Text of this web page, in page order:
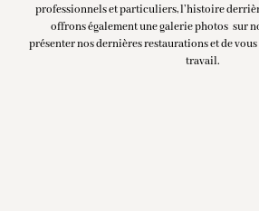
professionnels et particuliers, l’histoire
offrons également une galerie photos sur
présenter nos dernières restaurations et de
travail.